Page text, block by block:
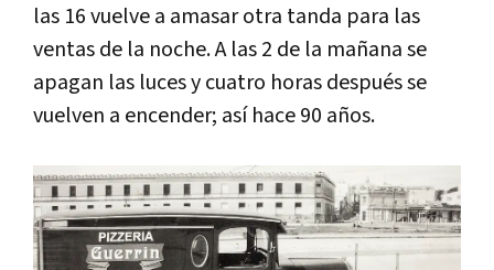
las 16 vuelve a amasar otra tanda para las
ventas de la noche. A las 2 de la mañana se
apagan las luces y cuatro horas después se
vuelven a encender; así hace 90 años.